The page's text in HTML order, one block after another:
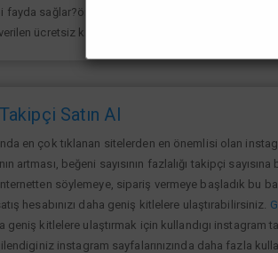
fayda sağlar?öncelikle bir çok kişi meslek olarak
ücretsiz kredilerden her gün yararlanıp
Satın Al
en çok tıklanan sitelerden en önemlisi olan
artması, beğeni sayısının fazlalığı takipçi
söylemeye, sipariş vermeye başladık
hesabınızı daha geniş kitlelere ulaştırabilirsiniz.
geniş kitlelere ulaştırmak için kullandıgı
instagram sayfalarınızında daha fazla